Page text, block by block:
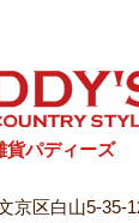
貨パディーズ
京区白山5-35-